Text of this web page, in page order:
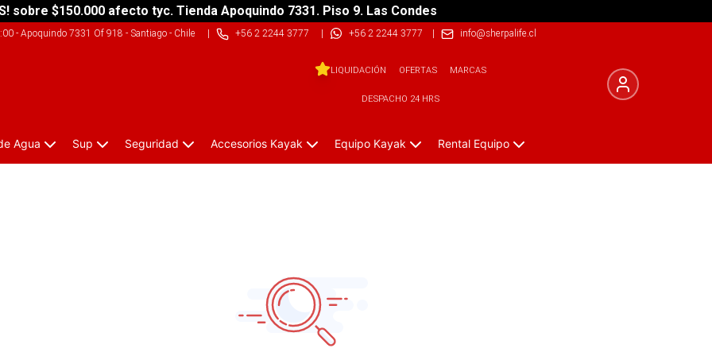
sobre $150.000 afecto tyc. Tienda Apoquindo 7331. Piso 9. Las Condes
- Apoquindo 7331 Of 918 - Santiago - Chile| +56 2 2244 3777 | +56 2 2244 3777 | info@sherpalife.cl
LIQUIDACIÓN OFERTAS MARCAS
DESPACHO 24 HRS
Agua Sup Seguridad Accesorios Kayak Equipo Kayak Rental Equipo